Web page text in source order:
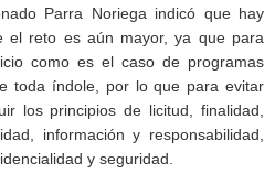
Parra Noriega indicó que hay
el reto es aún mayor, ya que para
como es el caso de programas
toda índole, por lo que para evitar
los principios de licitud, finalidad,
información y responsabilidad,
y seguridad.